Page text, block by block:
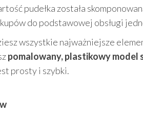
pudełka została
do podstawowej obsługi
wszystkie najważniejsze
pomalowany, plastikowy model
prosty i szybki.